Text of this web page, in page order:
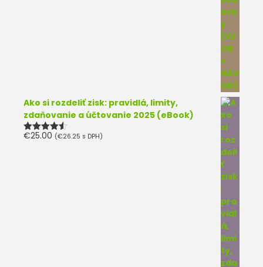
Ako si rozdeliť zisk: pravidlá, limity,
zdaňovanie a účtovanie 2025 (eBook)
Hodnotenie
€25.00 (€26.25 s DPH)